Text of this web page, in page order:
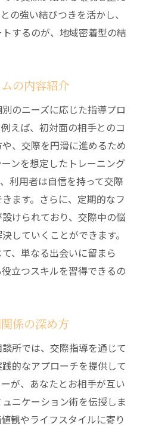
の強い結びつきを活かし、
するのが、地域密着型の結
の内容紹介
のニーズに応じた指導プロ
えば、初対面の相手とのコ
、交際を円滑に進めるため
ンを想定したトレーニング
利用者は自信を持って交際
ます。さらに、定期的なフ
けられており、交際中の悩
していくことができます。
、単なる出会いに留まら
立つスキルを習得できるの
係の深め方
所では、交際指導を通じて
的なアプローチを提供して
が、あなたとお相手が互い
ニケーション術を伝授しま
観やライフスタイルに寄り